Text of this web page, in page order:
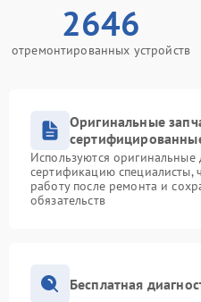
2646
отремонтированных устройств
Оригинальные
Используются
сертификацию специалисты,
работу после ремонта и
обязательств
Бесплатная